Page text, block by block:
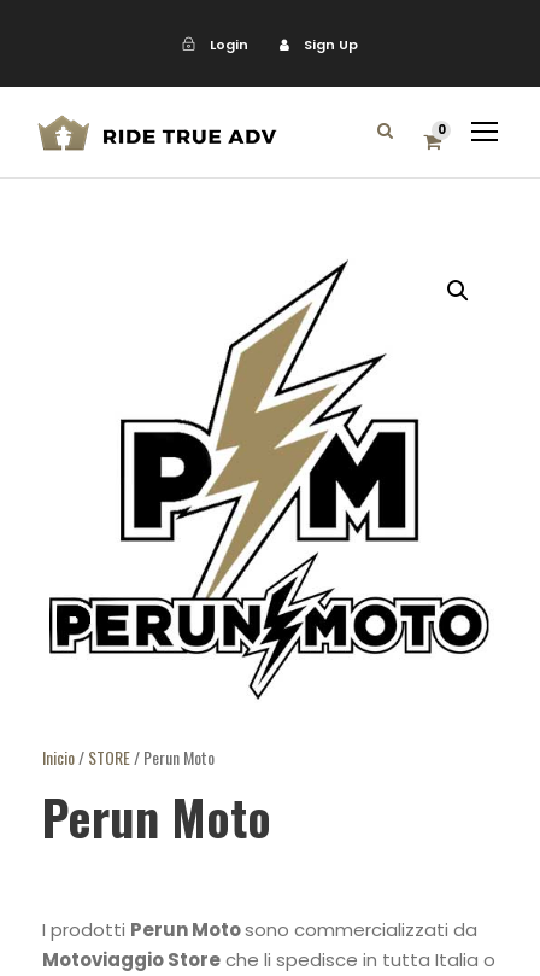
Login Sign Up
0
Inicio/STORE/ Perun Moto
Perun Moto
I prodotti Perun Motosono commercializzati da
Motoviaggio Storeche li spedisce in tutta Italia o